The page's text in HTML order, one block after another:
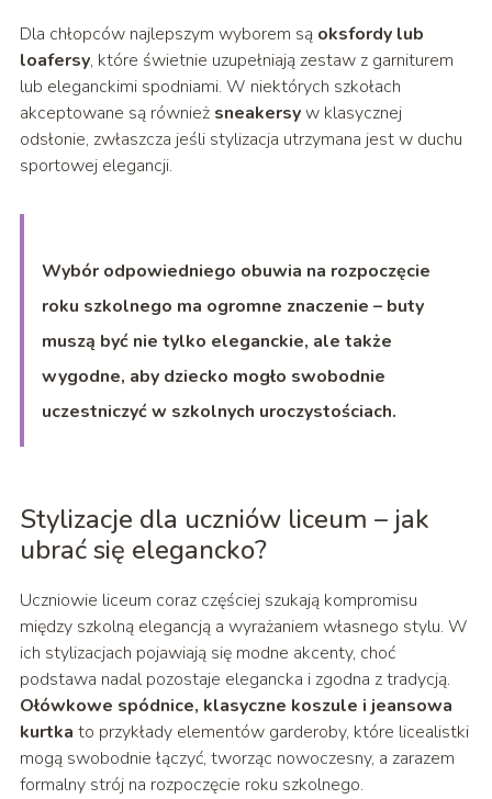
Dla chłopców najlepszym wyborem są oksfordy lub
loafersy, które świetnie uzupełniają zestaw z garniturem
lub eleganckimi spodniami. W niektórych szkołach
akceptowane są również sneakersyw klasycznej
odsłonie, zwłaszcza jeśli stylizacja utrzymana jest w duchu
sportowej elegancji.
Wybór odpowiedniego obuwia na rozpoczęcie
roku szkolnego ma ogromne znaczenie – buty
muszą być nie tylko eleganckie, ale także
wygodne, aby dziecko mogło swobodnie
uczestniczyć w szkolnych uroczystościach.
Stylizacje dla uczniów liceum – jak
ubrać się elegancko?
Uczniowie liceum coraz częściej szukają kompromisu
między szkolną elegancją a wyrażaniem własnego stylu. W
ich stylizacjach pojawiają się modne akcenty, choć
podstawa nadal pozostaje elegancka i zgodna z tradycją.
Ołówkowe spódnice, klasyczne koszule i jeansowa
kurtka to przykłady elementów garderoby, które licealistki
mogą swobodnie łączyć, tworząc nowoczesny, a zarazem
formalny strój na rozpoczęcie roku szkolnego.